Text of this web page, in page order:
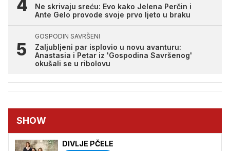
Ne skrivaju sreću: Evo kako Jelena Perčin i
Ante Gelo provode svoje prvo ljeto u braku
GOSPODIN SAVRŠENI
Zaljubljeni par isplovio u novu avanturu:
Anastasia i Petar iz 'Gospodina Savršenog'
okušali se u ribolovu
SHOW
DIVLJE PČELE